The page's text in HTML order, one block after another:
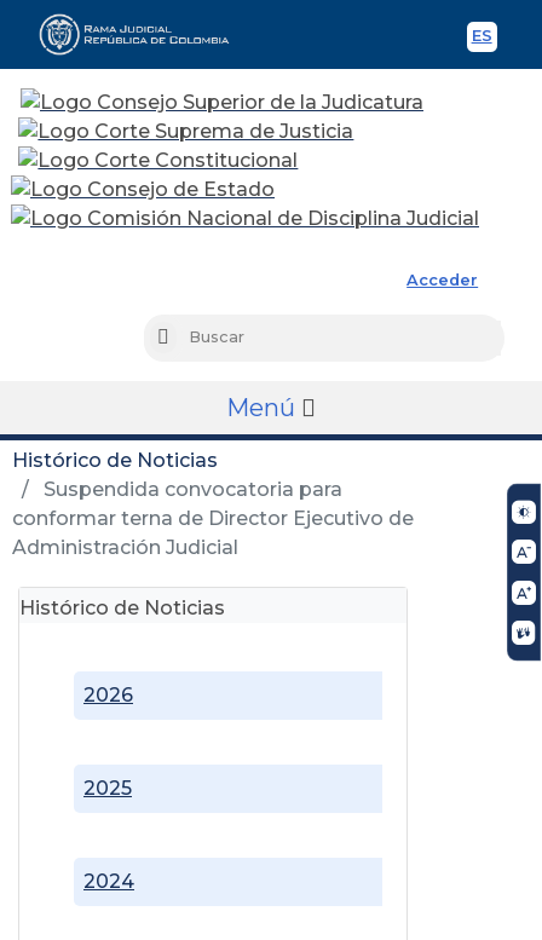
ES
Acceder
Buscar
Menú
Histórico de Noticias
Suspendida convocatoria para
conformar terna de Director Ejecutivo de
Administración Judicial
Histórico de Noticias
2024
2025
2026